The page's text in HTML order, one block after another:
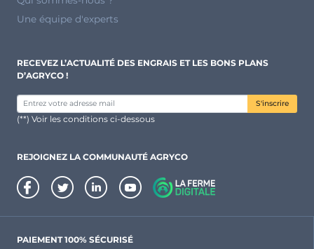
Une équipe d'experts
RECEVEZ L’ACTUALITÉ DES ENGRAIS ET LES BONS PLANS
D’AGRYCO !
S'inscrire
(**) Voir les conditions ci-dessous
REJOIGNEZ LA COMMUNAUTÉ AGRYCO
PAIEMENT 100% SÉCURISÉ